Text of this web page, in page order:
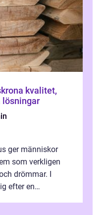
lösningar
ger människor
som verkligen
drömmar. I
efter en